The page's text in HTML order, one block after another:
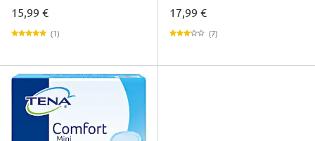
15,99 €
(1)
17,99 €
(7)